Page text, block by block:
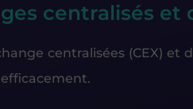
centralisés
centralisées (CEX)